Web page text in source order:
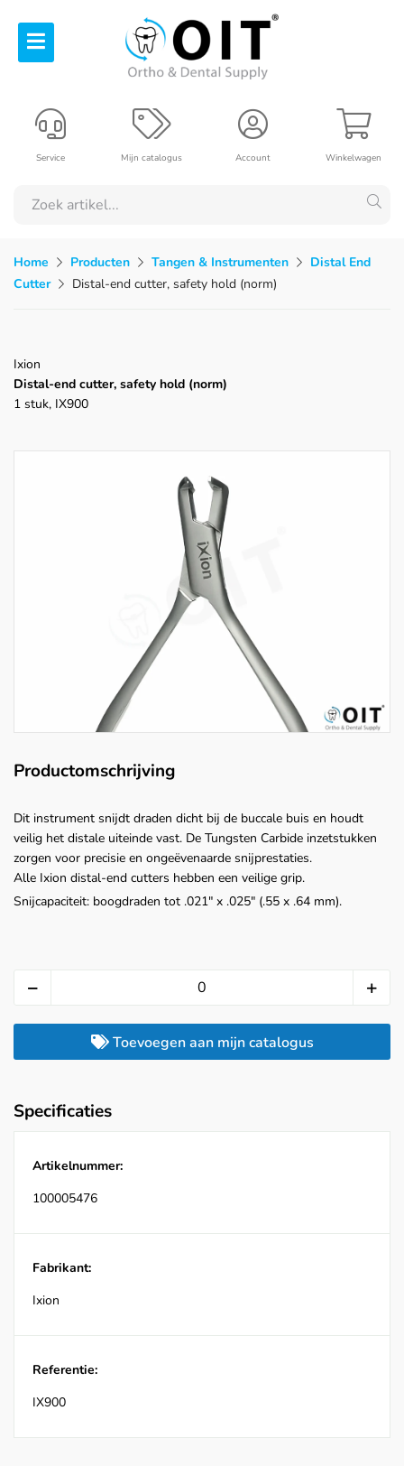
Winkelwagen
Account
Mijn catalogus
Service
Home Producten Tangen & Instrumenten
Distal End
Cutter
Distal-end cutter, safety hold (norm)
Ixion
Distal-end cutter, safety hold (norm)
1 stuk, IX900
Productomschrijving
Dit instrument snijdt draden dicht bij de buccale buis en houdt
veilig het distale uiteinde vast. De Tungsten Carbide inzetstukken
zorgen voor precisie en ongeëvenaarde snijprestaties.
Alle Ixion distal-end cutters hebben een veilige grip.
Snijcapaciteit: boogdraden tot .021" x .025" (.55 x .64 mm).
Toevoegen aan mijn catalogus
Specificaties
Artikelnummer:
100005476
Fabrikant:
Ixion
Referentie:
IX900